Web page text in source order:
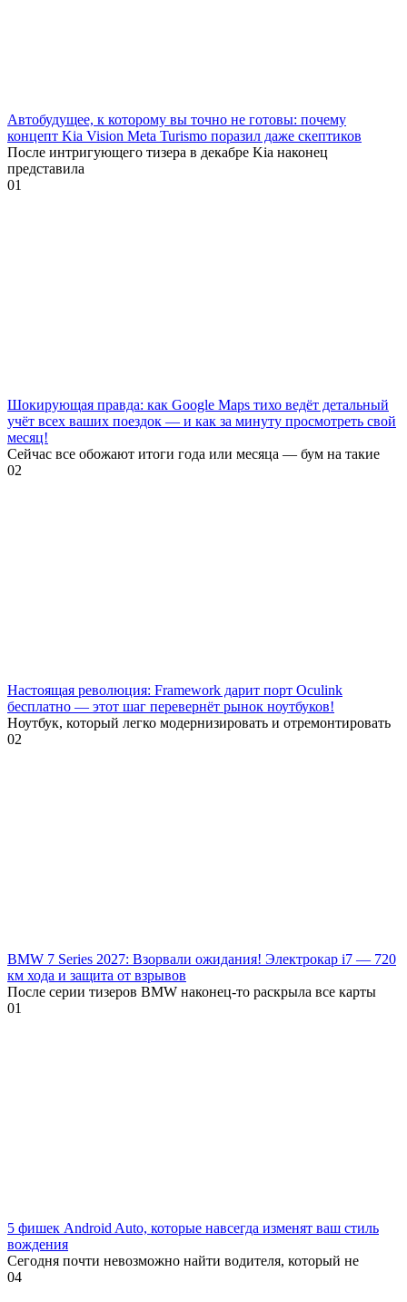
Автобудущее, к которому вы точно не готовы: почему
концепт Kia Vision Meta Turismo поразил даже скептиков
После интригующего тизера в декабре Kia наконец
представила
01
Шокирующая правда: как Google Maps тихо ведёт детальный
учёт всех ваших поездок — и как за минуту просмотреть свой
месяц!
Сейчас все обожают итоги года или месяца — бум на такие
02
Настоящая революция: Framework дарит порт Oculink
бесплатно — этот шаг перевернёт рынок ноутбуков!
Ноутбук, который легко модернизировать и отремонтировать
02
BMW 7 Series 2027: Взорвали ожидания! Электрокар i7 — 720
км хода и защита от взрывов
После серии тизеров BMW наконец-то раскрыла все карты
01
5 фишек Android Auto, которые навсегда изменят ваш стиль
вождения
Сегодня почти невозможно найти водителя, который не
04